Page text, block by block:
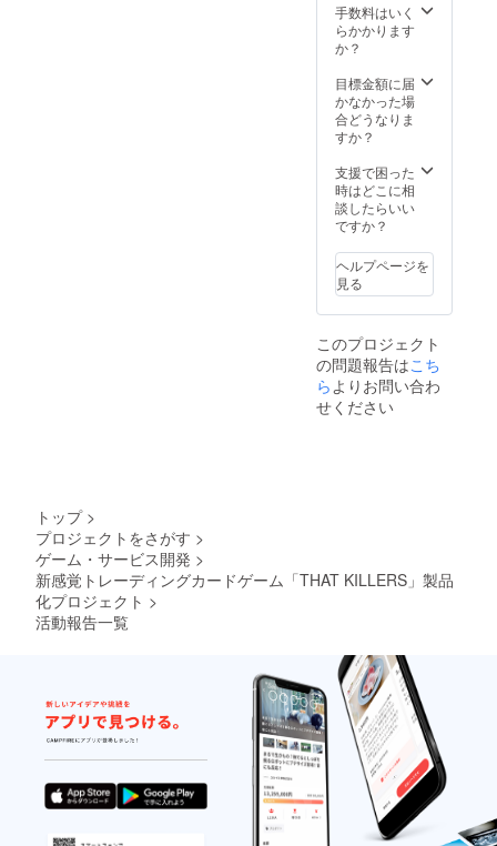
手数料はいく
らかかります
か？
目標金額に届
かなかった場
合どうなりま
すか？
支援で困った
時はどこに相
談したらいい
ですか？
ヘルプページを
見る
このプロジェクト
の問題報告はこち
ら よりお問い合わ
せください
トップ >
プロジェクトをさがす >
ゲーム・サービス開発 >
新感覚トレーディングカードゲーム「THAT KILLERS」製品
化プロジェクト >
活動報告一覧